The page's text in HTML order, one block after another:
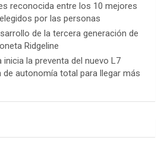
reconocida entre los 10 mejores
por las personas
de la tercera generación de
Ridgeline
la preventa del nuevo L7
de autonomía total para llegar más